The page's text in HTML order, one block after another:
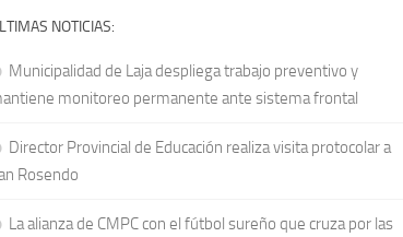
NOTICIAS:
Municipalidad de Laja despliega trabajo preventivo y
monitoreo permanente ante sistema frontal
Director Provincial de Educación realiza visita protocolar a
Rosendo
La alianza de CMPC con el fútbol sureño que cruza por las